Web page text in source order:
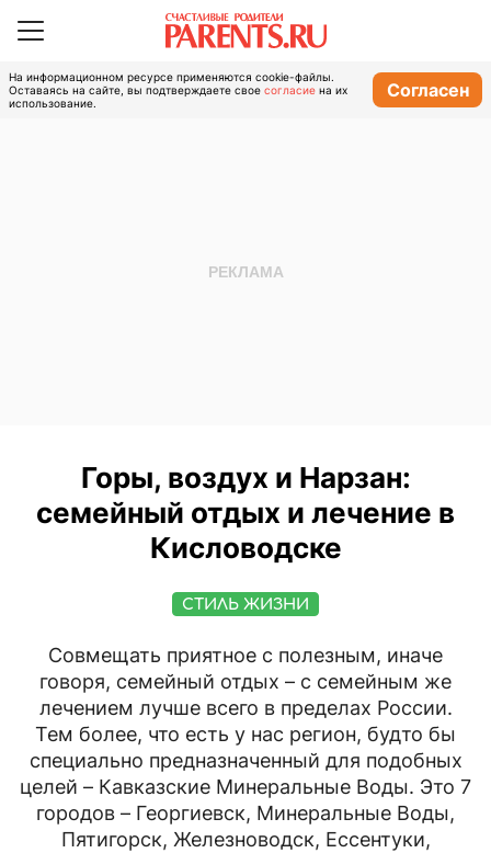
На информационном ресурсе применяются cookie-файлы.
Оставаясь на сайте, вы подтверждаете свое согласие на их
использование.
Согласен
Горы, воздух и Нарзан:
семейный отдых и лечение в
Кисловодске
СТИЛЬ ЖИЗНИ
Совмещать приятное с полезным, иначе
говоря, семейный отдых – с семейным же
лечением лучше всего в пределах России.
Тем более, что есть у нас регион, будто бы
специально предназначенный для подобных
целей – Кавказские Минеральные Воды. Это 7
городов – Георгиевск, Минеральные Воды,
Пятигорск, Железноводск, Ессентуки,